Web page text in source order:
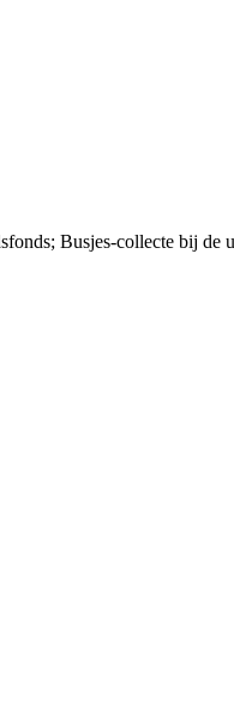
Busjes-collecte bij